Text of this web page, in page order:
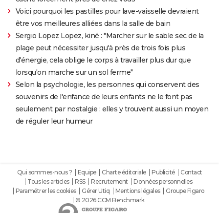
Voici pourquoi les pastilles pour lave-vaisselle devraient
être vos meilleures alliées dans la salle de bain
Sergio Lopez Lopez, kiné : "Marcher sur le sable sec de la
plage peut nécessiter jusqu'à près de trois fois plus
d'énergie, cela oblige le corps à travailler plus dur que
lorsqu'on marche sur un sol ferme"
Selon la psychologie, les personnes qui conservent des
souvenirs de l'enfance de leurs enfants ne le font pas
seulement par nostalgie : elles y trouvent aussi un moyen
de réguler leur humeur
Qui sommes-nous ? Equipe Charte éditoriale Publicité
Contact
Tous les articles
RSS Recrutement
Données personnelles
Paramétrer les cookies
Gérer Utiq Mentions légales
Groupe Figaro
© 2026 CCM Benchmark